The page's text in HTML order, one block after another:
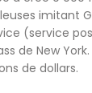
imitant
(service
de New
de dollars.